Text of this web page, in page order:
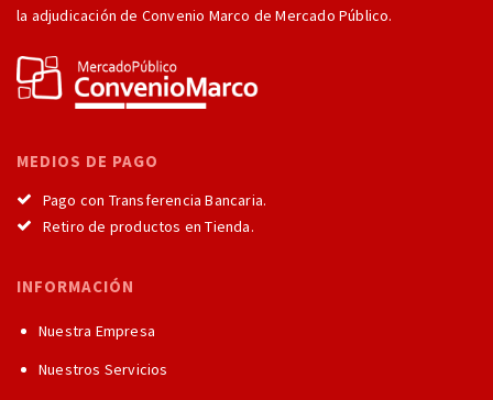
la adjudicación de Convenio Marco de Mercado Público.
MEDIOS DE PAGO
Pago con Transferencia Bancaria.
Retiro de productos en Tienda.
INFORMACIÓN
Nuestra Empresa
Nuestros Servicios